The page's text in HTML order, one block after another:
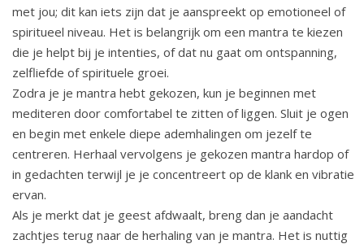
met jou; dit kan iets zijn dat je aanspreekt op emotioneel of
spiritueel niveau. Het is belangrijk om een mantra te kiezen
die je helpt bij je intenties, of dat nu gaat om ontspanning,
zelfliefde of spirituele groei.
Zodra je je mantra hebt gekozen, kun je beginnen met
mediteren door comfortabel te zitten of liggen. Sluit je ogen
en begin met enkele diepe ademhalingen om jezelf te
centreren. Herhaal vervolgens je gekozen mantra hardop of
in gedachten terwijl je je concentreert op de klank en vibratie
ervan.
Als je merkt dat je geest afdwaalt, breng dan je aandacht
zachtjes terug naar de herhaling van je mantra. Het is nuttig